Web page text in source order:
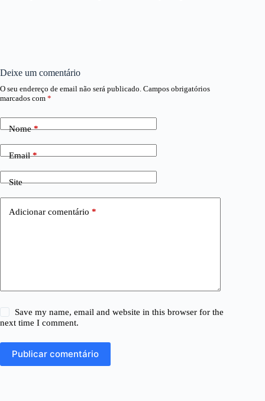
Deixe um comentário
O seu endereço de email não será publicado. Campos obrigatórios
marcados com *
Nome*
Email*
Site
Adicionar comentário *
Save my name, email and website in this browser for the
next time I comment.
Publicar comentário